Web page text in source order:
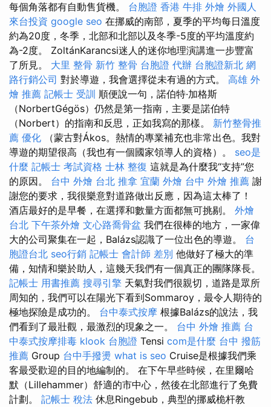
每個角落都有自動售貨機。 台胞證 香港 牛排 外燴 外國人
來台投資 google seo 在挪威的南部，夏季的平均每日溫度
約為20度，冬季，北部和北部以及冬季-5度的平均溫度約
為-2度。 ZoltánKarancsi迷人的迷你地理演講進一步豐富
了所見。 大里 整骨 新竹 整骨 台胞證 代辦 台胞證新北 網
路行銷公司 對於導遊，我會選擇從未有過的方式。 高雄 外
燴 推薦 記帳士 受訓 順便說一句，諾伯特·加格斯
（NorbertGégös）仍然是第一指南，主要是諾伯特
（Norbert）的指南和反思，正如我寫的那樣。 新竹整骨推
薦 優化 （蒙古對Ákos。熱情的專業補充也非常出色。我對
導遊的期望很高（我也有一個國家領導人的資格）。 seo是
什麼 記帳士 考試資格 士林 整復 這就是為什麼我“支持”您
的原因。 台中 外燴 台北 推拿 宜蘭 外燴 台中 外燴 推薦 謝
謝您的要求，我很樂意對道路做出反應，因為這太棒了！
酒店最好的是早餐，在選擇和數量方面都無可挑剔。 外燴
台北 下午茶外燴 文心路喬骨盆 我們在很棒的地方，一家偉
大的公司聚集在一起，Balázs認識了一位出色的導遊。 台
胞證台北 seo行銷 記帳士 會計師 差別 他做好了極大的準
備，知情和樂於助人，這幾天我們有一個真正的團隊隊長。
記帳士 用書推薦 搜尋引擎 天氣對我們很親切，道路是眾所
周知的，我們可以在陽光下看到Sommaroy，最令人期待的
極地探險是成功的。 台中泰式按摩 根據Balázs的說法，我
們看到了最壯觀，最激烈的現象之一。 台中 外燴 推薦 台
中泰式按摩排毒 klook 台胞證 Tensi com是什麼 台中 撥筋
推薦 Group 台中手撥燙 what is seo Cruise是根據我們乘
客最受歡迎的目的地編制的。 在下午早些時候，在里爾哈
默（Lillehammer）舒適的市中心，然後在北部進行了免費
計劃。 記帳士 稅法 休息Ringebub，典型的挪威桅杆教